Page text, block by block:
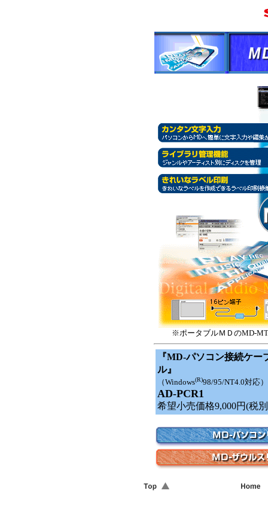
※ポータブルＭＤのMD-
『MD-パソコン接続ケー
ル』
（Windows(R)98/95/NT4.0対応）
AD-PCR1
希望小売価格9,000円(税